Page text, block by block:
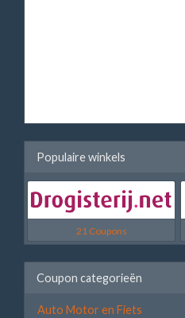
Populaire winkels
21 Coupons
Coupon categorieën
Auto Motor en Fiets